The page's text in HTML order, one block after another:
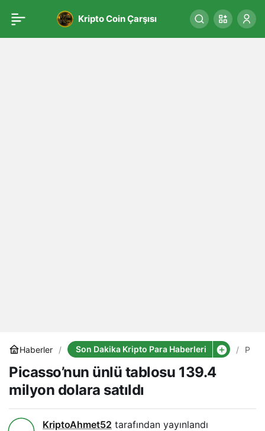
Kripto Coin Çarşısı
Haberler Son Dakika Kripto Para Haberleri
Picasso’nun ünlü tablosu 139.4
milyon dolara satıldı
KriptoAhmet52 tarafından yayınlandı